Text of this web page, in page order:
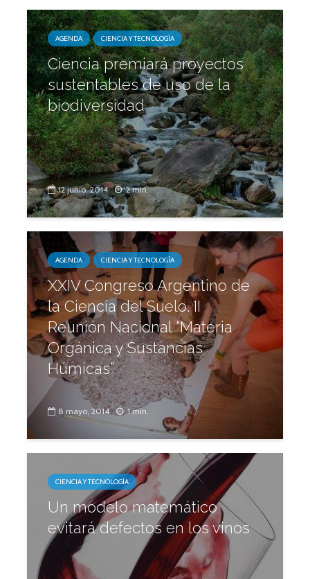
AGENDA CIENCIA Y TECNOLOGÍA
Ciencia premiará proyectos
sustentables de uso de la
biodiversidad
12 junio, 2014 2 min.
AGENDA CIENCIA Y TECNOLOGÍA
XXIV Congreso Argentino de
la Ciencia del Suelo. II
Reunión Nacional “Materia
Orgánica y Sustancias
Húmicas”
8 mayo, 2014 1 min.
CIENCIA Y TECNOLOGÍA
Un modelo matemático
evitará defectos en los vinos